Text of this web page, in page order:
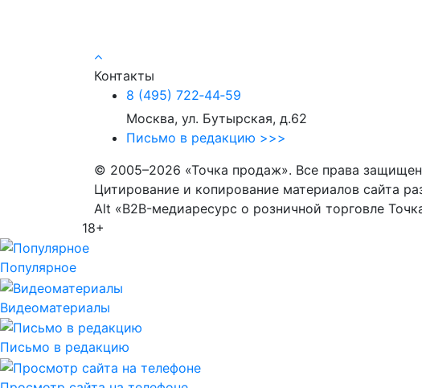
Контакты
8 (495) 722‑44‑59
Москва, ул. Бутырская, д.62
Письмо в редакцию >>>
© 2005–2026 «Точка продаж». Все права
Цитирование и копирование материалов сайта
Alt «B2B-медиаресурс о розничной торговле
18+
Популярное
Видеоматериалы
Письмо в редакцию